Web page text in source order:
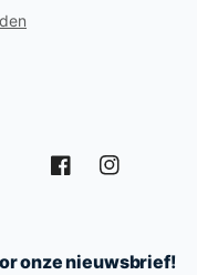
FacebookInstagram
onze nieuwsbrief!